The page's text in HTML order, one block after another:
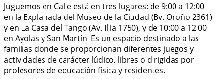
Juguemos en Calle está en tres lugares: de 9:00 a 12:00
en la Explanada del Museo de la Ciudad (Bv. Oroño 2361)
y en La Casa del Tango (Av. Illia 1750), y de 10:00 a 12:00
en Ayolas y San Martín. Es un espacio destinado a las
familias donde se proporcionan diferentes juegos y
actividades de carácter lúdico, libres o dirigidas por
profesores de educación física y residentes.